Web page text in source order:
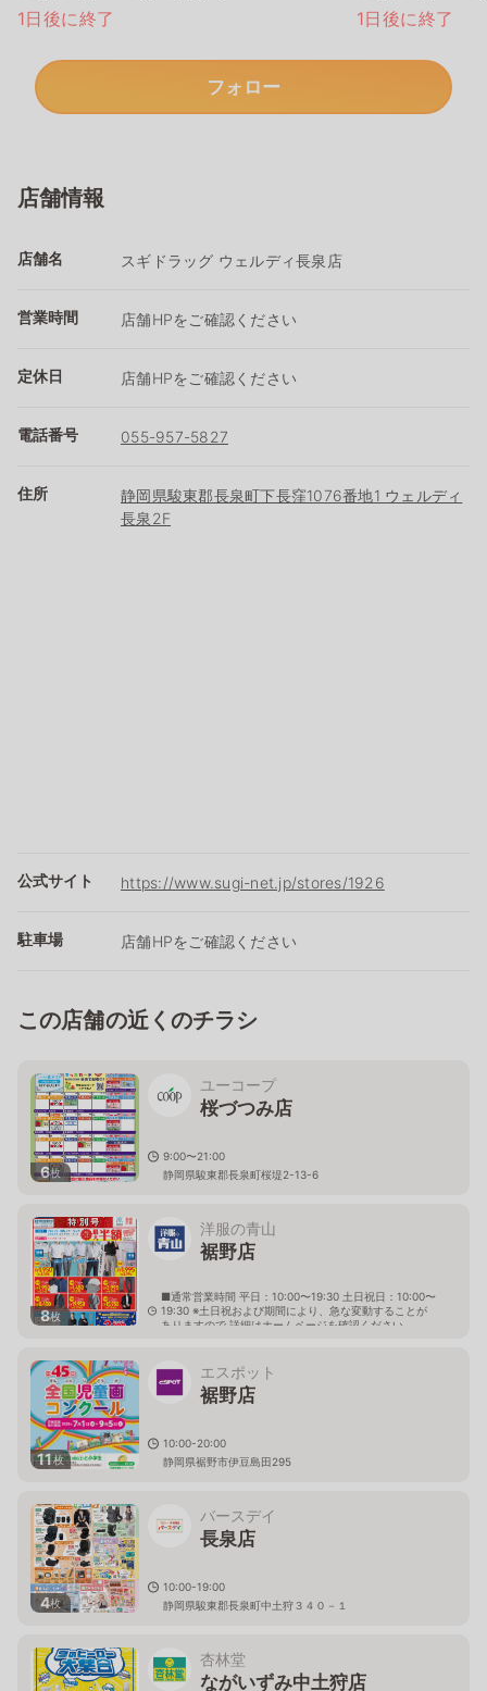
1日後に終了
1日後に終了
フォロー
店舗情報
店舗名 スギドラッグ ウェルディ長泉店
営業時間 店舗HPをご確認ください
定休日 店舗HPをご確認ください
電話番号 055-957-5827
住所
静岡県駿東郡長泉町下長窪1076番地1 ウェルディ
長泉2F
公式サイト https://www.sugi-net.jp/stores/1926
駐車場 店舗HPをご確認ください
この店舗の近くのチラシ
6枚
ユーコープ
桜づつみ店
9:00〜21:00
静岡県駿東郡長泉町桜堤2-13-6
8枚
洋服の青山
裾野店
■通常営業時間 平日：10:00〜19:30 土日祝日：10:00〜
19:30 ※土日祝および期間により、急な変動することが
ありますので 詳細はホームページを確認ください
11枚
エスポット
裾野店
10:00-20:00
静岡県裾野市伊豆島田295
4枚
バースデイ
長泉店
10:00-19:00
静岡県駿東郡長泉町中土狩３４０－１
杏林堂
ながいずみ中土狩店